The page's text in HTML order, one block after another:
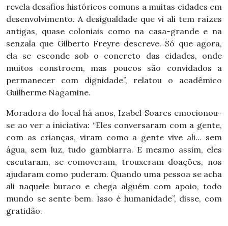
revela desafios históricos comuns a muitas cidades em
desenvolvimento. A desigualdade que vi ali tem raízes
antigas, quase coloniais como na casa-grande e na
senzala que Gilberto Freyre descreve. Só que agora,
ela se esconde sob o concreto das cidades, onde
muitos constroem, mas poucos são convidados a
permanecer com dignidade”, relatou o acadêmico
Guilherme Nagamine.
Moradora do local há anos, Izabel Soares emocionou-
se ao ver a iniciativa: “Eles conversaram com a gente,
com as crianças, viram como a gente vive ali... sem
água, sem luz, tudo gambiarra. E mesmo assim, eles
escutaram, se comoveram, trouxeram doações, nos
ajudaram como puderam. Quando uma pessoa se acha
ali naquele buraco e chega alguém com apoio, todo
mundo se sente bem. Isso é humanidade”, disse, com
gratidão.